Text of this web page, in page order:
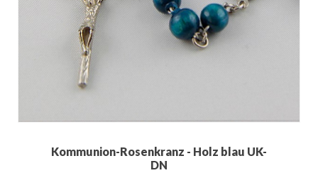
Kommunion-Rosenkranz - Holz blau UK-
DN